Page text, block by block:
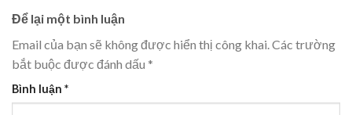
Để lại một bình luận
Email của bạn sẽ không được hiển thị công khai.Các trường
bắt buộc được đánh dấu *
Bình luận *